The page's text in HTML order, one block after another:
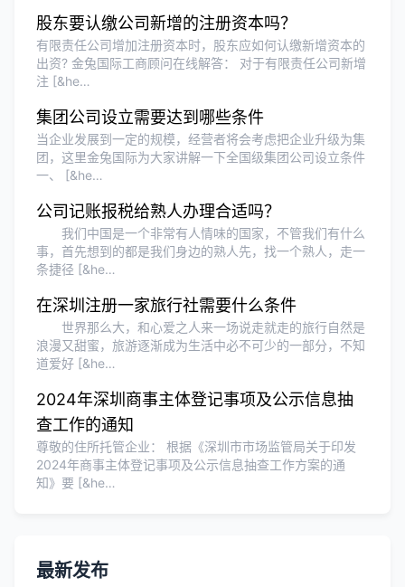
股东要认缴公司新增的注册资本吗？
有限责任公司增加注册资本时，股东应如何认缴新增资本的
出资? 金兔国际工商顾问在线解答： 对于有限责任公司新增
注 [&he…
集团公司设立需要达到哪些条件
当企业发展到一定的规模，经营者将会考虑把企业升级为集
团，这里金兔国际为大家讲解一下全国级集团公司设立条件
一、 [&he…
公司记账报税给熟人办理合适吗？
我们中国是一个非常有人情味的国家，不管我们有什么
事，首先想到的都是我们身边的熟人先，找一个熟人，走一
条捷径 [&he…
在深圳注册一家旅行社需要什么条件
世界那么大，和心爱之人来一场说走就走的旅行自然是
浪漫又甜蜜，旅游逐渐成为生活中必不可少的一部分，不知
道爱好 [&he…
2024年深圳商事主体登记事项及公示信息抽
查工作的通知
尊敬的住所托管企业： 根据《深圳市市场监管局关于印发
2024年商事主体登记事项及公示信息抽查工作方案的通
知》要 [&he…
最新发布